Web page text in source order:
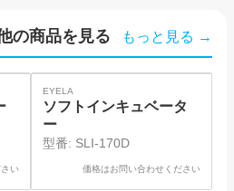
の商品を見る もっと見る →
い
SOLD
EYELA
ソフトインキュベータ
ー
型番: SLI-170D
価格はお問い合わせください